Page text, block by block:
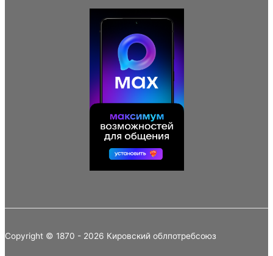
Copyright © 1870 - 2026 Кировский облпотребсоюз